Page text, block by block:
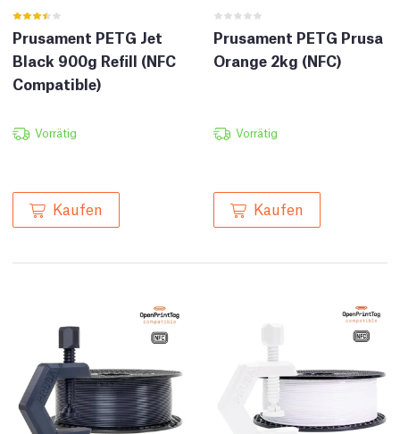
Prusament PETG Jet
Black 900g Refill (NFC
Compatible)
Vorrätig
Kaufen
Prusament PETG Prusa
Orange 2kg (NFC)
Vorrätig
Kaufen